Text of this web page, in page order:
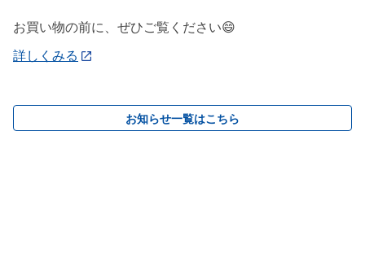
お買い物の前に、ぜひご覧ください😄
詳しくみる
お知らせ一覧はこちら